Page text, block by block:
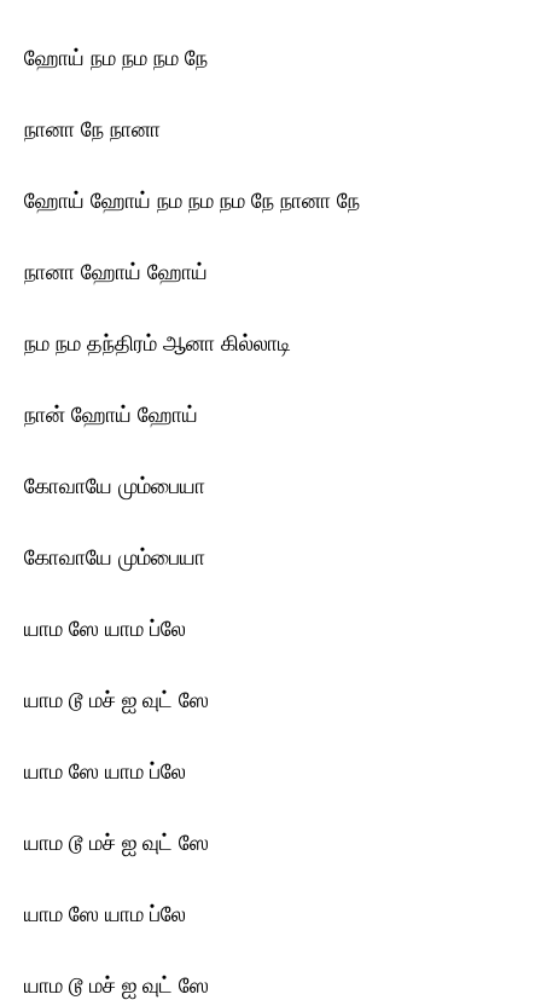
ஹோய் நம நம நம நே
நானா நே நானா
ஹோய் ஹோய் நம நம நம நே நானா நே
நானா ஹோய் ஹோய்
நம நம தந்திரம் ஆனா கில்லாடி
நான் ஹோய் ஹோய்
கோவாயே மும்பையா
கோவாயே மும்பையா
யாம ஸே யாம ப்லே
யாம டூ மச் ஐ வுட் ஸே
யாம ஸே யாம ப்லே
யாம டூ மச் ஐ வுட் ஸே
யாம ஸே யாம ப்லே
யாம டூ மச் ஐ வுட் ஸே